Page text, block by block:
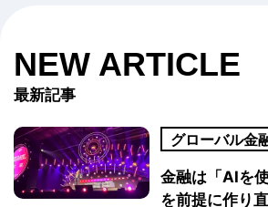
NEW ARTICLE
最新記事
グローバル金
金融は「AIを
を前提に作り